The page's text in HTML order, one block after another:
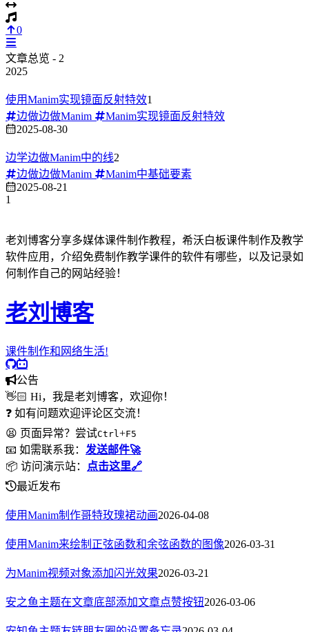
0
文章总览 - 2
2025
使用Manim实现镜面反射特效1
边做边做Manim
Manim实现镜面反射特效
2025-08-30
边学边做Manim中的线2
边做边做Manim
Manim中基础要素
2025-08-21
1
老刘博客分享多媒体课件制作教程，希沃白板课件制作及教学
软件应用，介绍免费制作教学课件的软件有哪些，以及记录如
何制作自己的网站经验！
老刘博客
课件制作和网络生活!
公告
👋🏻 Hi，我是老刘博客，欢迎你！
❓ 如有问题欢迎评论区交流！
😫 页面异常？尝试Ctrl +F5
📧 如需联系我： 发送邮件🚀
📦 访问演示站：
点击这里🔗
最近发布
使用Manim制作哥特玫瑰裙动画2026-04-08
使用Manim来绘制正弦函数和余弦函数的图像2026-03-31
为Manim视频对象添加闪光效果2026-03-21
安之鱼主题在文章底部添加文章点赞按钮2026-03-06